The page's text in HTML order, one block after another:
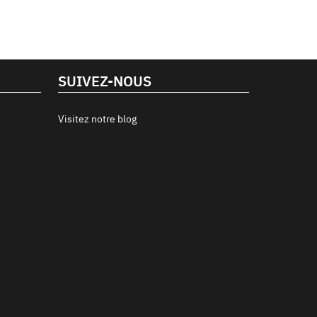
SUIVEZ-NOUS
Visitez notre blog